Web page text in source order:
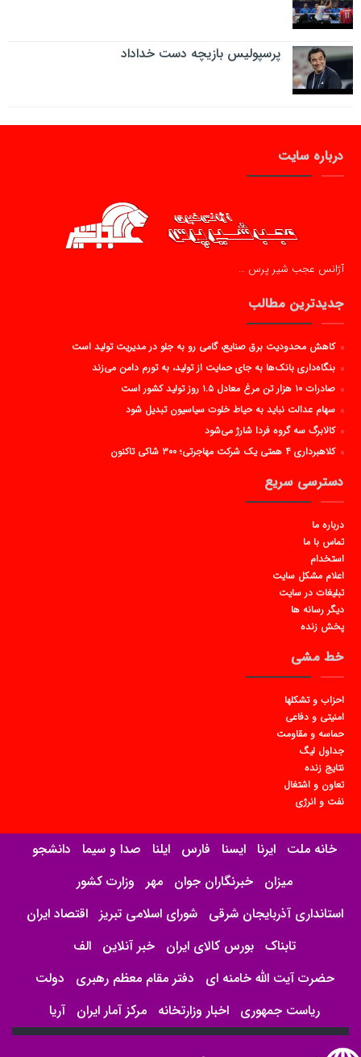
پرسپولیس بازیچه دست خداداد
درباره سایت
آژانس عجب شیر پرس …
جدیدترین مطالب
کاهش محدودیت برق صنایع، گامی رو به جلو در مدیریت تولید است
بنگاه‌داری بانک‌ها به جای حمایت از تولید، به تورم دامن می‌زند
صادرات ۱۰ هزار تن مرغ معادل ۱.۵ روز تولید کشور است
سهام عدالت نباید به حیاط خلوت سیاسیون تبدیل شود
کالابرگ سه گروه فردا شارژ می‌شود
کلاهبرداری ۴ همتی یک شرکت مهاجرتی؛ ۳۰۰ شاکی تاکنون
دسترسی سریع
درباره ما
تماس با ما
استخدام
اعلام مشکل سایت
تبلیغات در سایت
دیگر رسانه ها
پخش زنده
خط مشی
احزاب و تشکلها
امنیتی و دفاعی
حماسه و مقاومت
جداول لیگ
نتایج زنده
تعاون و اشتغال
نفت و انرژی
خانه ملت ایرنا ایسنا فارس ایلنا صدا و سیما دانشجو
میزان خبرنگاران جوان مهر وزارت کشور
استانداری آذربایجان شرقی
شورای اسلامی تبریز اقتصاد ایران
تابناک بورس کالای ایران خبر آنلاین الف
حضرت آیت الله خامنه ای
دفتر مقام معظم رهبری
دولت
ریاست جمهوری اخبار وزارتخانه مرکز آمار ایران آریا